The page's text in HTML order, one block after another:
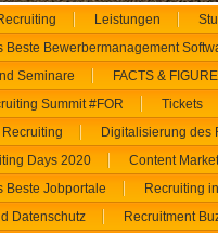
Leistungen
Beste Bewerbermanagement
Seminare
FACTS &
Summit #FOR
Tickets
Digitalisierung des
Days 2020
Content
Beste Jobportale
Recruiting
Datenschutz
Recruitment